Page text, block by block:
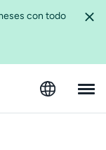
con todo